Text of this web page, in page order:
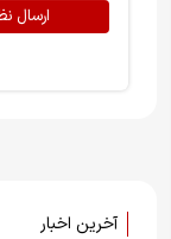
ارسال
آخرین اخبار